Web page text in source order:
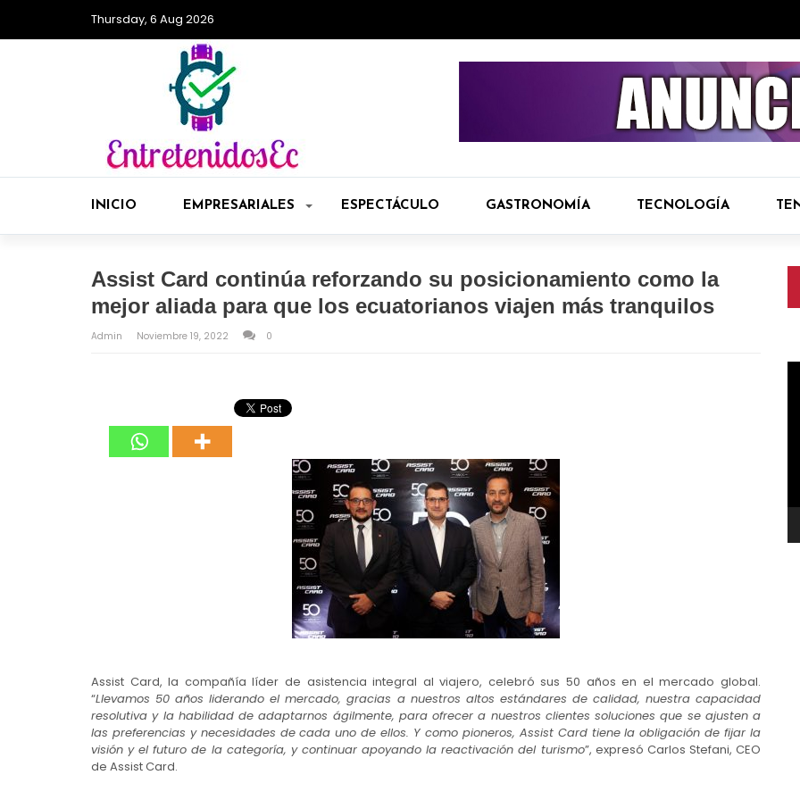
Thursday, 6 Aug 2026
INICIO EMPRESARIALES ESPECTÁCULO GASTRONOMÍA TECNOLOGÍA
Assist Card continúa reforzando su posicionamiento como la
mejor aliada para que los ecuatorianos viajen más tranquilos
Admin Noviembre 19, 2022 0
Assist Card, la compañía líder de asistencia integral al viajero, celebró sus 50 años en el mercado global.
“Llevamos 50 años liderando el mercado, gracias a nuestros altos estándares de calidad, nuestra capacidad
resolutiva y la habilidad de adaptarnos ágilmente, para ofrecer a nuestros clientes soluciones que se ajusten a
las preferencias y necesidades de cada uno de ellos. Y como pioneros, Assist Card tiene la obligación de fijar la
visión y el futuro de la categoría, y continuar apoyando la reactivación del turismo”, expresó Carlos Stefani, CEO
de Assist Card.